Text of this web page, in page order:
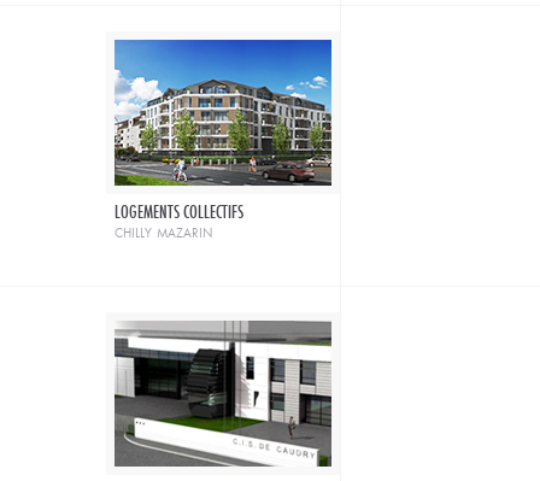
LOGEMENTS COLLECTIFS
chilly mazarin